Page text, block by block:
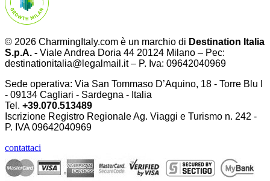
© 2026 CharmingItaly.com è un marchio di Destination Italia
S.p.A. - Viale Andrea Doria 44 20124 Milano – Pec:
destinationitalia@legalmail.it – P. Iva: 09642040969
Sede operativa: Via San Tommaso D’Aquino, 18 - Torre Blu I
- 09134 Cagliari - Sardegna - Italia
Tel. +39.070.513489
Iscrizione Registro Regionale Ag. Viaggi e Turismo n. 242 -
P. IVA09642040969
contattaci